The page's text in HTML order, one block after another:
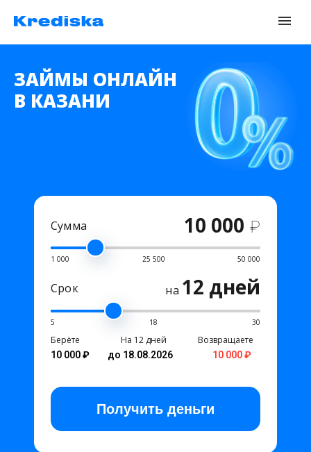
ЗАЙМЫ ОНЛАЙН
В КАЗАНИ
Сумма 10 000 ₽
1 000 25 500 50 000
Срок на 12 дней
5 18 30
Берёте
10 000 ₽
На 12 дней
до 18.08.2026
Возвращаете
10 000 ₽
Получить деньги